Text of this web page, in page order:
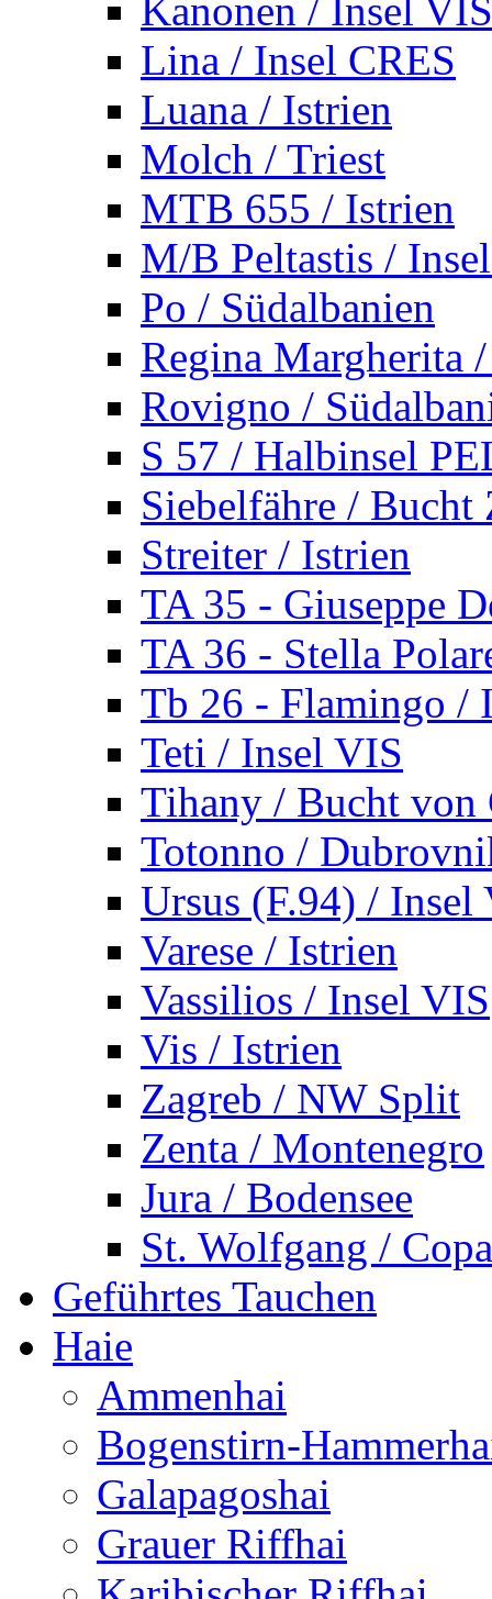
Kanonen / Insel VIS
Lina / Insel CRES
Luana / Istrien
Molch / Triest
MTB 655 / Istrien
M/B Peltastis /
Po / Südalbanien
Regina Margherita
Rovigno /
S 57 / Halbinsel
Siebelfähre / Bucht
Streiter / Istrien
TA 35 - Giuseppe
TA 36 - Stella
Tb 26 - Flamingo /
Teti / Insel VIS
Tihany / Bucht von
Totonno /
Ursus (F.94) / Insel
Varese / Istrien
Vassilios / Insel VIS
Vis / Istrien
Zagreb / NW Split
Zenta / Montenegro
Jura / Bodensee
St. Wolfgang /
Geführtes Tauchen
Haie
Ammenhai
Bogenstirn-
Galapagoshai
Grauer Riffhai